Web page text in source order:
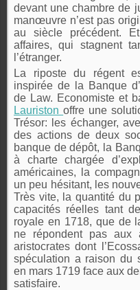
devant une chambre de
manœuvre n’est pas
au siècle précédent.
affaires, qui stagnent
l’étranger.
La riposte du régent
inspirée de la Banque
de Law. Economiste et
Lauristonoffre une
Trésor: les échanger,
des actions de deux
banque de dépôt, la
à charte chargée
américaines, la
un peu hésitant, les
Très vite, la quantité du
capacités réelles tant
royale en 1718, que de
ne répondent pas aux
aristocrates dont
spéculation a raison du
en mars 1719 face aux
satisfaire.